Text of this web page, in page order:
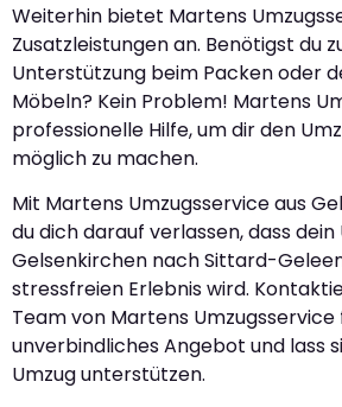
Weiterhin bietet Martens
Zusatzleistungen an. Benötigst du
Unterstützung beim Packen oder
Möbeln? Kein Problem! Martens
professionelle Hilfe, um dir den
möglich zu machen.
Mit Martens Umzugsservice aus
du dich darauf verlassen, dass dein
Gelsenkirchen nach Sittard-
stressfreien Erlebnis wird.
Team von Martens Umzugsservice
unverbindliches Angebot und lass
Umzug unterstützen.